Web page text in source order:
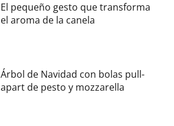
El pequeño gesto que transforma
el aroma de la canela
Árbol de Navidad con bolas pull-
apart de pesto y mozzarella